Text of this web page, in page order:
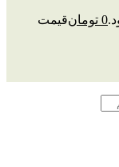
0 تومانقیمت